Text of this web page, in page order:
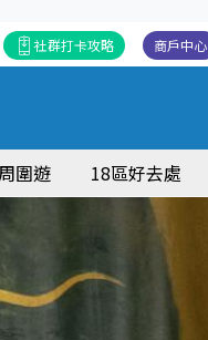
商戶中心
社群打卡攻略
圍遊 18區好去處